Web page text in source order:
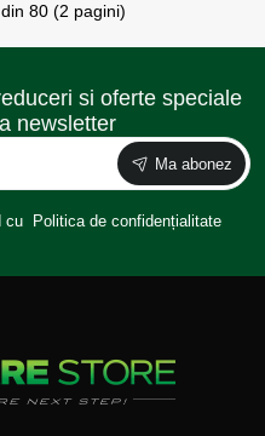
80 (2 pagini)
si oferte speciale
newsletter
Ma abonez
cu Politica de confidențialitate